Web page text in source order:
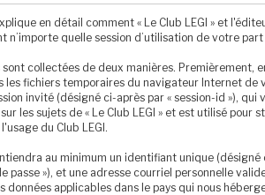
en détail comment « Le Club LEGI » et
n’importe quelle session d’utilisation de votre
collectées de deux manières. Premièrement,
les fichiers temporaires du navigateur Internet de
invité (désigné ci-après par « session-id »),
les sujets de « Le Club LEGI » et est utilisé
du Club LEGI.
au minimum un identifiant unique
passe »), et une adresse courriel personnelle
données applicables dans le pays qui nous